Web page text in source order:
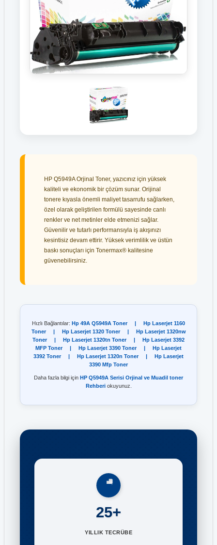
HP Q5949A Orjinal Toner, yazıcınız için yüksek
kaliteli ve ekonomik bir çözüm sunar. Orijinal
tonere kıyasla önemli maliyet tasarrufu sağlarken,
özel olarak geliştirilen formülü sayesinde canlı
renkler ve net metinler elde etmenizi sağlar.
Güvenilir ve tutarlı performansıyla iş akışınızı
kesintisiz devam ettirir. Yüksek verimlilik ve üstün
baskı sonuçları için Tonermax® kalitesine
güvenebilirsiniz.
Hızlı Bağlantılar: Hp 49A Q5949A Toner |
Hp Laserjet 1160
Toner
| Hp Laserjet 1320 Toner |
Hp Laserjet 1320nw
Toner
| Hp Laserjet 1320tn Toner |
Hp Laserjet 3392
MFP Toner
| Hp Laserjet 3390 Toner |
Hp Laserjet
3392 Toner
| Hp Laserjet 1320n Toner |
Hp Laserjet
3390 Mfp Toner
Daha fazla bilgi için HP Q5949A Serisi Orjinal ve Muadil toner
Rehberiokuyunuz.
25+
YILLIK TECRÜBE